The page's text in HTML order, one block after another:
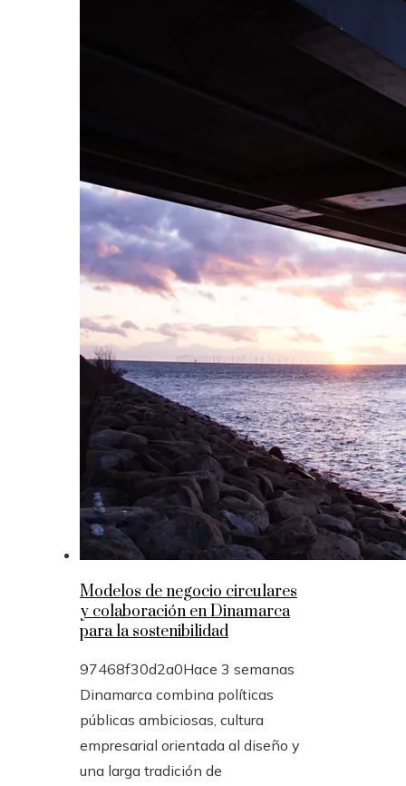
Modelos de negocio circulares
y colaboración en Dinamarca
para la sostenibilidad
97468f30d2a0Hace 3 semanas
Dinamarca combina políticas
públicas ambiciosas, cultura
empresarial orientada al diseño y
una larga tradición de